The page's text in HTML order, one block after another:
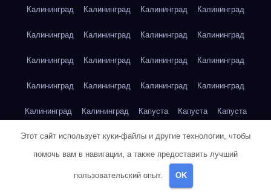
Калининград Калининград Калининград Калининград
Калининград Калининград Калининград Калининград
Калининград Калининград Калининград Калининград
Калининград Калининград Калининград Калининград
Калининград Калининград Капуста Капуста Капуста
Капуста Капуста Капуста Капуста Капуста Капуста
Картофель
Картофель Картофель
Этот сайт использует куки-файлы и другие технологии, чтобы
помочь вам в навигации, а также предоставить лучший
пользовательский опыт. OK